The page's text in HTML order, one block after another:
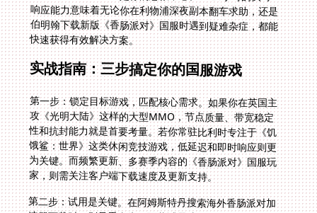
快速获得有效解决方案。
实战指南：三步搞定你的国服游戏
第一步：锁定目标游戏，匹配核心需求。如果你在英国主
攻《光明大陆》这样的大型MMO，节点质量、带宽稳定
性和抗封能力就是首要考量。若你常驻比利时专注于《饥
饿鲨：世界》这类休闲竞技游戏，低延迟和即时响应则更
为关键。而频繁更新、多赛季内容的《香肠派对》国服玩
家，则需关注客户端下载速度及更新支持。
第二步：试用是关键。在阿姆斯特丹搜索海外香肠派对加
速器下载时，别只看广告，下载试用才是王道。免费试用
或低门槛套餐，能让你切实感受本地连接至国服的实际延
迟变化、连接稳定性（特别是高峰时段如周末晚间）、以
及能否顺利注册登录和进行实时操作（如下载大型更新包
或在游戏中高速移动）。英国玩光明大陆用什么加速器